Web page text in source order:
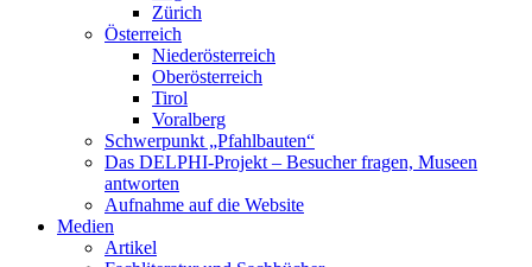
Zürich
Österreich
Niederösterreich
Oberösterreich
Tirol
Voralberg
Schwerpunkt „Pfahlbauten“
Das DELPHI-Projekt – Besucher fragen, Museen
antworten
Aufnahme auf die Website
Medien
Artikel